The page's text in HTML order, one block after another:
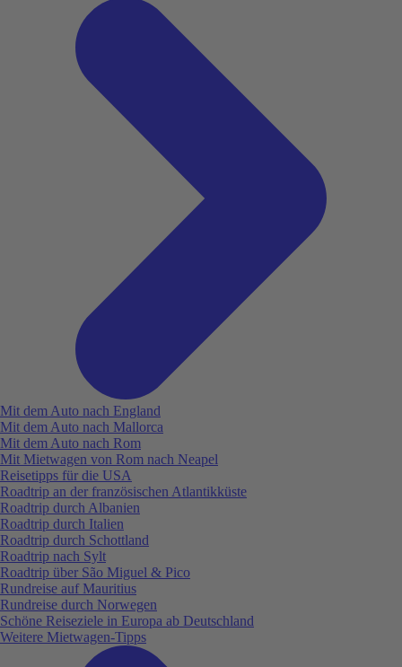
Mit dem Auto nach England
Mit dem Auto nach Mallorca
Mit dem Auto nach Rom
Mit Mietwagen von Rom nach Neapel
Reisetipps für die USA
Roadtrip an der französischen Atlantikküste
Roadtrip durch Albanien
Roadtrip durch Italien
Roadtrip durch Schottland
Roadtrip nach Sylt
Roadtrip über São Miguel & Pico
Rundreise auf Mauritius
Rundreise durch Norwegen
Schöne Reiseziele in Europa ab Deutschland
Weitere Mietwagen-Tipps